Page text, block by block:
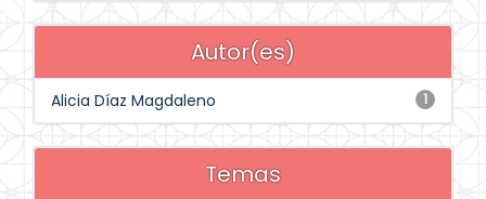
Autor(es)
1
Alicia Díaz Magdaleno
Temas